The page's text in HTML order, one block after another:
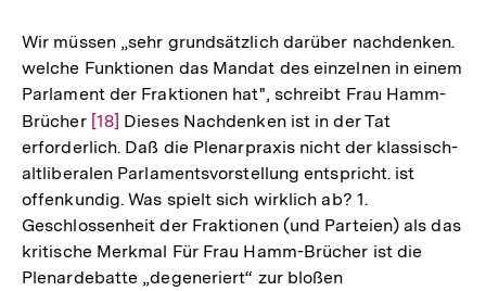
Wir müssen „sehr grundsätzlich darüber nachdenken.
welche Funktionen das Mandat des einzelnen in einem
Parlament der Fraktionen hat", schreibt Frau Hamm-
Brücher Zur
Auflösung
der
Fußnote
[18] Dieses Nachdenken ist in der Tat
erforderlich. Daß die Plenarpraxis nicht der klassisch-
altliberalen Parlamentsvorstellung entspricht. ist
offenkundig. Was spielt sich wirklich ab? 1.
Geschlossenheit der Fraktionen (und Parteien) als das
kritische Merkmal Für Frau Hamm-Brücher ist die
Plenardebatte „degeneriert“ zur bloßen